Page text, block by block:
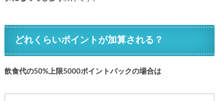
どれくらいポイントが加算される？
飲食代の50%上限5000ポイントバックの場合は